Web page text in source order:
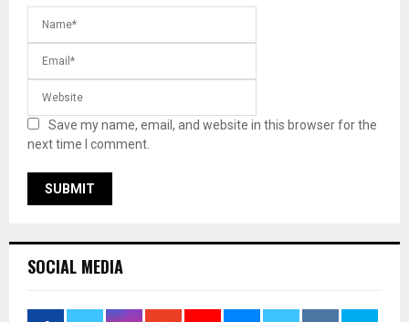
Save my name, email, and website in this browser for the
next time I comment.
SOCIAL MEDIA